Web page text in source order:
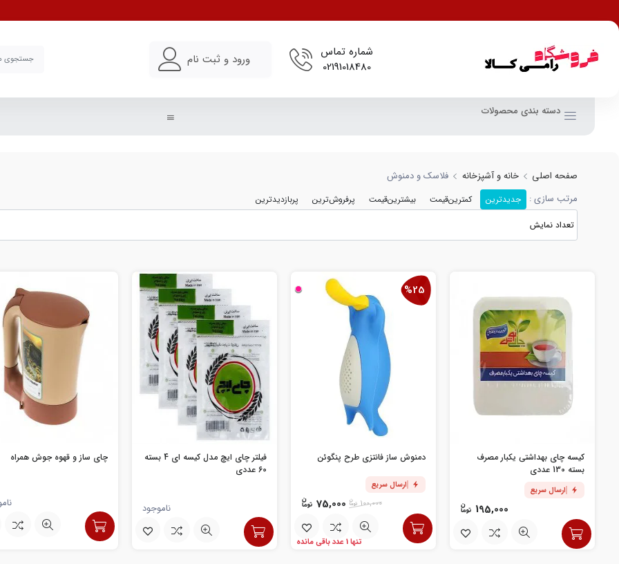
خرید و مقایسه انواع
شماره تماس
02191018480
ورود و ثبت نام
دسته بندی محصولات
صفحه اصلی خانه و آشپزخانه
فلاسک و دمنوش
مرتب سازی :
جدیدترین کمترین‌قیمت بیشترین‌قیمت پرفروش‌ترین پربازدیدترین
کیسه چای بهداشتی یکبار مصرف
بسته 130 عددی
ارسال سریع
195,000
%25
دمنوش ساز فانتزی طرح پنگوئن
ارسال سریع
100,000
75,000
تنها 1 عدد باقی مانده
فیلتر چای ایچ مدل کیسه ای 4 بسته
60 عددی
ناموجود
چای ساز و قهوه جوش همراه